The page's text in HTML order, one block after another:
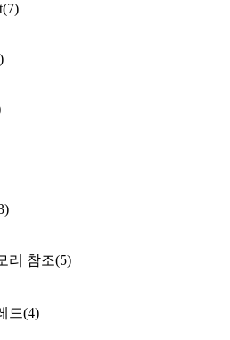
(7)
리 참조(5)
드(4)